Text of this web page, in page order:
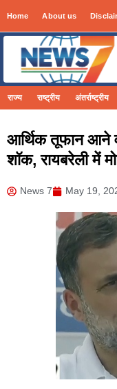
Home About us
राज्य राष्ट्रीय अंतर्राष्ट्रीय
आर्थिक तूफान आने
शॉक, रायबरेली में
News 7 May 19,